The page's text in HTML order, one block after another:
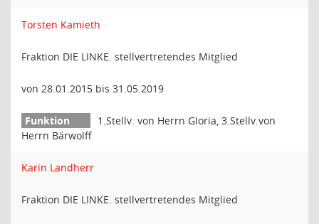
Torsten Kamieth
Fraktion DIE LINKE. stellvertretendes Mitglied
von 28.01.2015 bis 31.05.2019
1.Stellv. von Herrn Gloria, 3.Stellv.von
Herrn Bärwolff
Karin Landherr
Fraktion DIE LINKE. stellvertretendes Mitglied